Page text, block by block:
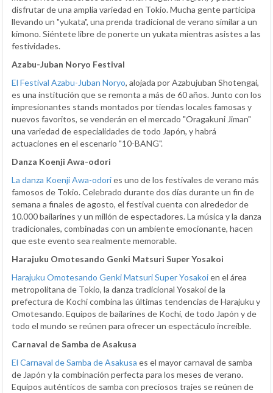
disfrutar de una amplia variedad en Tokio. Mucha gente participa
llevando un "yukata", una prenda tradicional de verano similar a un
kimono. Siéntete libre de ponerte un yukata mientras asistes a las
festividades.
Azabu-Juban Noryo Festival
El Festival Azabu-Juban Noryo, alojada por Azabujuban Shotengai,
es una institución que se remonta a más de 60 años. Junto con los
impresionantes stands montados por tiendas locales famosas y
nuevos favoritos, se venderán en el mercado "Oragakuni Jiman"
una variedad de especialidades de todo Japón, y habrá
actuaciones en el escenario "10-BANG".
Danza Koenji Awa-odori
La danza Koenji Awa-odories uno de los festivales de verano más
famosos de Tokio. Celebrado durante dos días durante un fin de
semana a finales de agosto, el festival cuenta con alrededor de
10.000 bailarines y un millón de espectadores. La música y la danza
tradicionales, combinadas con un ambiente emocionante, hacen
que este evento sea realmente memorable.
Harajuku Omotesando Genki Matsuri Super Yosakoi
Harajuku Omotesando Genki Matsuri Super Yosakoien el área
metropolitana de Tokio, la danza tradicional Yosakoi de la
prefectura de Kochi combina las últimas tendencias de Harajuku y
Omotesando. Equipos de bailarines de Kochi, de todo Japón y de
todo el mundo se reúnen para ofrecer un espectáculo increíble.
Carnaval de Samba de Asakusa
El Carnaval de Samba de Asakusa es el mayor carnaval de samba
de Japón y la combinación perfecta para los meses de verano.
Equipos auténticos de samba con preciosos trajes se reúnen de